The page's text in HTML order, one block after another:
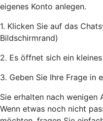
eigenes Konto anlegen.
1. Klicken Sie auf das
Bildschirmrand)
2. Es öffnet sich ein
3. Geben Sie Ihre Frage in
Sie erhalten nach wenigen
Wenn etwas noch nicht